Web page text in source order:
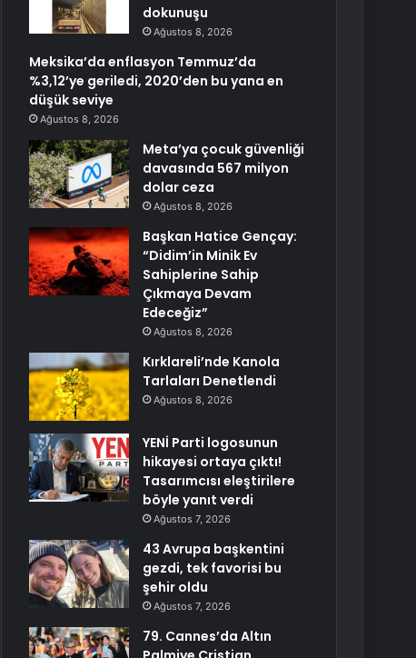
dokunuşu
Ağustos 8, 2026
Meksika’da enflasyon Temmuz’da
%3,12’ye geriledi, 2020’den bu yana en
düşük seviye
Ağustos 8, 2026
Meta’ya çocuk güvenliği
davasında 567 milyon
dolar ceza
Ağustos 8, 2026
Başkan Hatice Gençay:
“Didim’in Minik Ev
Sahiplerine Sahip
Çıkmaya Devam
Edeceğiz”
Ağustos 8, 2026
Kırklareli’nde Kanola
Tarlaları Denetlendi
Ağustos 8, 2026
YENİ Parti logosunun
hikayesi ortaya çıktı!
Tasarımcısı eleştirilere
böyle yanıt verdi
Ağustos 7, 2026
43 Avrupa başkentini
gezdi, tek favorisi bu
şehir oldu
Ağustos 7, 2026
79. Cannes’da Altın